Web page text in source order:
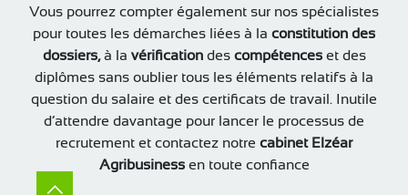
Vous pourrez compter également sur nos spécialistes
pour toutes les démarches liées à la constitution des
dossiers,à la vérificationdes compétenceset des
diplômes sans oublier tous les éléments relatifs à la
question du salaire et des certificats de travail. Inutile
d’attendre davantage pour lancer le processus de
recrutement et contactez notre cabinet Elzéar
Agribusinessen toute confiance